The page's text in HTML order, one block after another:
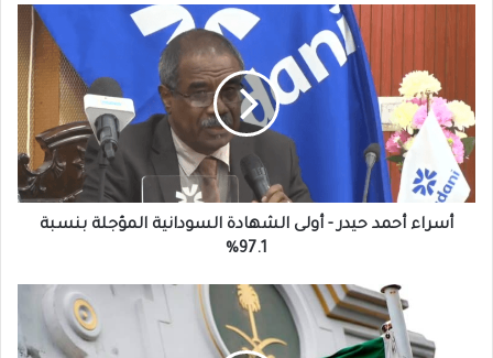
أولى
الشهادة
السودانية
المؤجلة
بنسبة
أسراء أحمد حيدر - أولى الشهادة السودانية المؤجلة بنسبة
97.1%